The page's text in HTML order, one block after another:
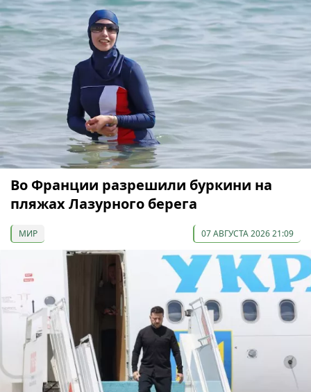
Во Франции разрешили буркини на
пляжах Лазурного берега
МИР 07 АВГУСТА 2026 21:09